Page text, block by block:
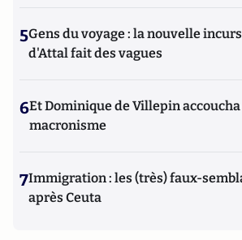
5Gens du voyage : la nouvelle
d'Attal fait des vagues
6Et Dominique de Villepin
macronisme
7Immigration : les (très) faux-
après Ceuta